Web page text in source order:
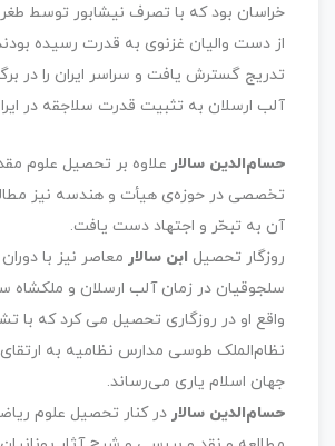
خراسان بود که با تصرف نیشابور توسط
از دست والیان غزنوی به قدرت رسیده
تدریج گسترش یافت و سراسر ایران را در
آلب ارسلان به تثبیت قدرت سلاجقه در
حسام‌الدین سالار علاوه بر تحصیل علوم
تخصصی در حوزه‌ی هیأت و هندسه نیز
آن به تبحّر و اجتهاد دست یافت.
روزگار تحصیل ابن سالار معاصر نیز با
سلجوقیان در زمان آلب ارسلان و ملکشاه
واقع او در روزگاری تحصیل می کرد که با
نظام‌الملک طوسی مدارس نظامیه به ارتقای
جهان اسلام یاری می‌رساند.
حسام‌الدین سالار در کنار تحصیل علوم